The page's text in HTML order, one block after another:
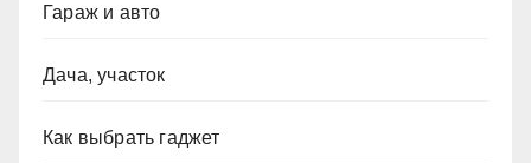
Гараж и авто
Дача, участок
Как выбрать гаджет